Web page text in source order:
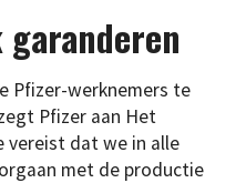
Pfizer-werknemers te
Pfizer aan Het
vereist dat we in alle
met de productie